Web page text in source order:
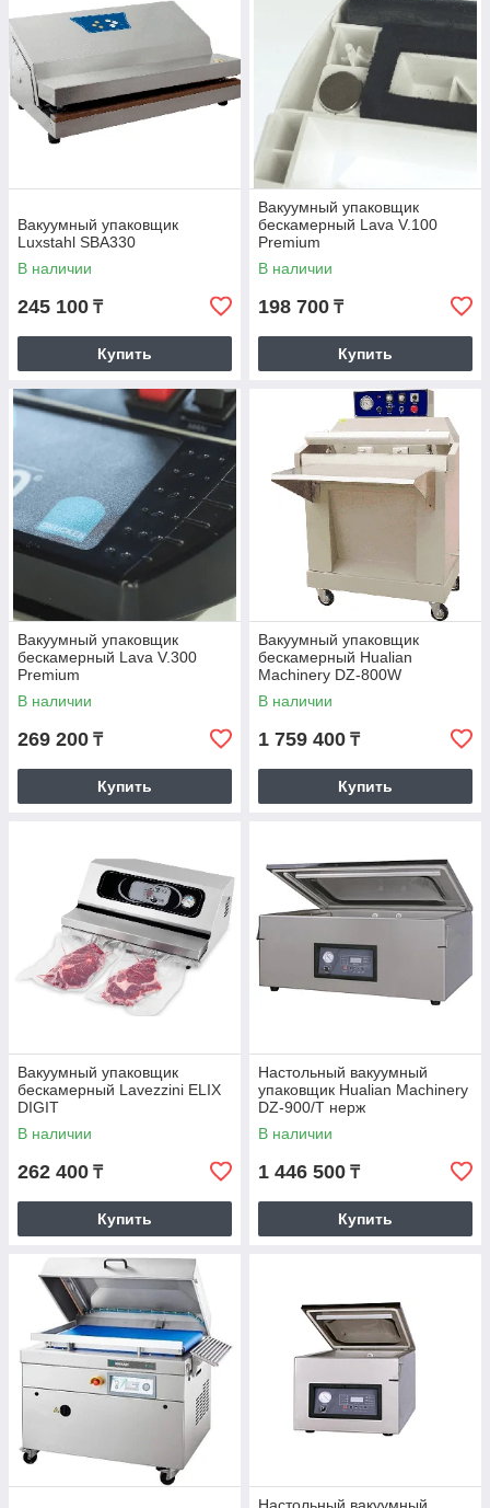
Вакуумный упаковщик
Luxstahl SBA330
В наличии
245 100 ₸
Купить
Вакуумный упаковщик
бескамерный Lava V.100
Premium
В наличии
198 700 ₸
Купить
Вакуумный упаковщик
бескамерный Lava V.300
Premium
В наличии
269 200 ₸
Купить
Вакуумный упаковщик
бескамерный Hualian
Machinery DZ-800W
В наличии
1 759 400 ₸
Купить
Вакуумный упаковщик
бескамерный Lavezzini ELIX
DIGIT
В наличии
262 400 ₸
Купить
Настольный вакуумный
упаковщик Hualian Machinery
DZ-900/T нерж
В наличии
1 446 500 ₸
Купить